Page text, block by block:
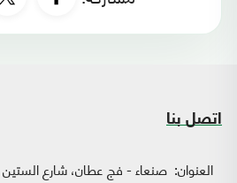
اتصل بنا
العنوان: صنعاء - فج عطان، شارع الستين